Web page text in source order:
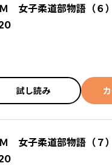
女子柔道部物語（６）
試し読み
女子柔道部物語（７）